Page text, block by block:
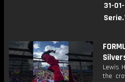
31-
Lewis
the